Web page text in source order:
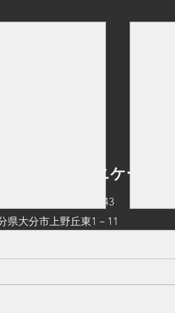
情報コミュニケーショ
FAX：097-545-0543
大分市上野丘東1－11